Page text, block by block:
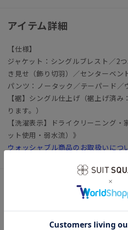
アイテム詳細
【仕様】
ジャケット：シングルブレスト／2
き見せ（飾り切羽）／センターベン
パンツ：ノータック／テーパード／
【裾】シングル仕上げ（裾上げ済
ります。）
【洗濯表示】ドライクリーニング
ット使用・弱水流）》
ウォッシャブル商品のお取扱いにつ
モデル：183cm B89cm W74cm
着用サイズ：L